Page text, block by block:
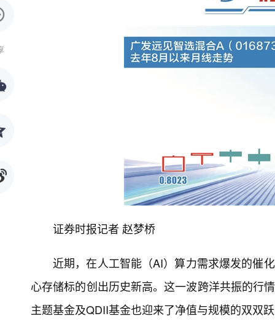
证券时报记者 赵梦桥
近期，在人工智能（AI）算力需求爆发的催
心存储标的创出历史新高。这一波跨洋共振的行
主题基金及QDII基金也迎来了净值与规模的双双